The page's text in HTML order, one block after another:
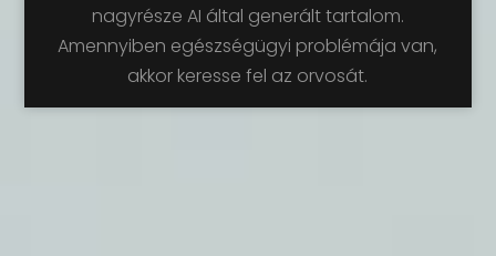
nagyrésze AI által generált tartalom.
Amennyiben egészségügyi problémája van,
akkor keresse fel az orvosát.